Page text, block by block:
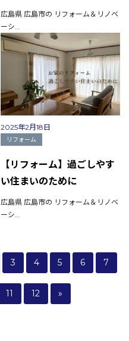
広島県 広島市の リフォーム＆リノベ
ーシ...
2025年2月18日
リフォーム
【リフォーム】過ごしやす
い住まいのために
広島県 広島市の リフォーム＆リノベ
ーシ...
3 4 5 6 7
11 12 »